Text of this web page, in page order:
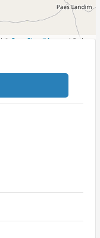
©OpenStreetMapcontributors